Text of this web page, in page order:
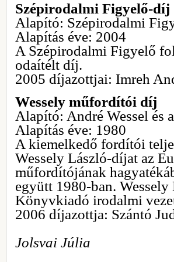
Szépirodalmi Figyelő-díj
Alapító: Szépirodalmi
Alapítás éve: 2004
A Szépirodalmi Figyelő
odaítélt díj.
2005 díjazottjai: Imreh
Wessely műfordítói díj
Alapító: André Wessel és
Alapítás éve: 1980
A kiemelkedő fordítói
Wessely László-díjat az
műfordítójának
együtt 1980-ban.
Könyvkiadó irodalmi
2006 díjazottja: Szántó
Jolsvai Júlia